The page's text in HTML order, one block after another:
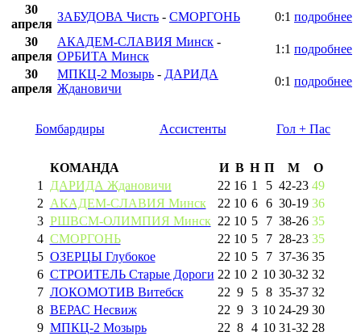
30
апреля
ЗАБУДОВА Чисть - СМОРГОНЬ 0:1 подробнее
30
апреля
АКАДЕМ-СЛАВИЯ Минск -
ОРБИТА Минск
1:1 подробнее
30
апреля
МПКЦ-2 Мозырь - ДАРИДА
Ждановичи
0:1 подробнее
Бомбардиры Ассистенты Гол + Пас
КОМАНДА И В Н П М
О
1
ДАРИДА Ждановичи 22 16 1 5 42-23 49
2 АКАДЕМ-СЛАВИЯ Минск 22 10 6 6 30-19 36
3 РШВСМ-ОЛИМПИЯ Минск 22 10 5 7 38-26 35
4 СМОРГОНЬ 22 10 5 7 28-23 35
5 ОЗЕРЦЫ Глубокое 22 10 5 7 37-36 35
6 СТРОИТЕЛЬ Старые Дороги 22 10 2 10 30-32 32
7 ЛОКОМОТИВ Витебск 22 9 5 8 35-37 32
8 ВЕРАС Несвиж 22 9 3 10 24-29 30
9 МПКЦ-2 Мозырь 22 8 4 10 31-32 28